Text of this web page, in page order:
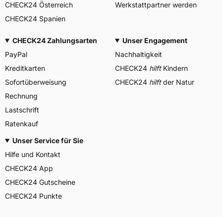
CHECK24 Österreich
CHECK24 Spanien
Werkstattpartner werden
CHECK24 Zahlungsarten
PayPal
Kreditkarten
Sofortüberweisung
Rechnung
Lastschrift
Ratenkauf
Unser Engagement
Nachhaltigkeit
CHECK24 hilftKindern
CHECK24 hilftder Natur
Unser Service für Sie
Hilfe und Kontakt
CHECK24 App
CHECK24 Gutscheine
CHECK24 Punkte